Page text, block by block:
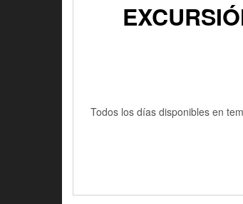
Todos los días disponibles en